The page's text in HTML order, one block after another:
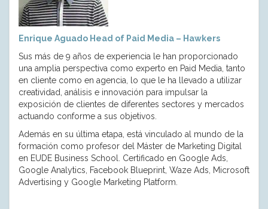
Enrique Aguado Head of Paid Media – Hawkers
Sus más de 9 años de experiencia le han proporcionado
una amplia perspectiva como experto en Paid Media, tanto
en cliente como en agencia, lo que le ha llevado a utilizar
creatividad, análisis e innovación para impulsar la
exposición de clientes de diferentes sectores y mercados
actuando conforme a sus objetivos.
Además en su última etapa, está vinculado al mundo de la
formación como profesor del Máster de Marketing Digital
en EUDE Business School. Certificado en Google Ads,
Google Analytics, Facebook Blueprint, Waze Ads, Microsoft
Advertising y Google Marketing Platform.